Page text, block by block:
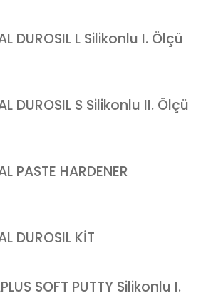
DUROSIL L Silikonlu I. Ölçü
DUROSIL S Silikonlu II. Ölçü
PASTE HARDENER
DUROSIL KİT
SOFT PUTTY Silikonlu I.